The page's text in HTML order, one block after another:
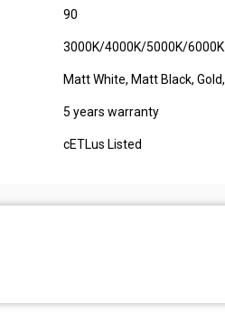
90
3000K/4000K/5000K/6000K
Matt White, Matt Black,
5 years warranty
cETLus Listed